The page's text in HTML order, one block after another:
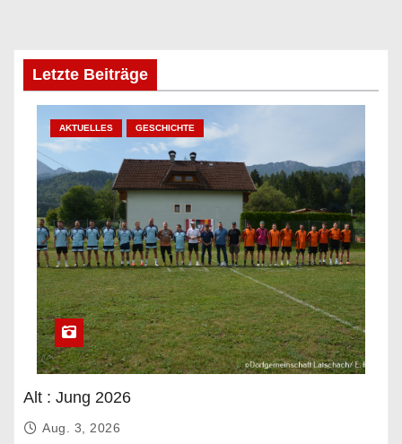
Letzte Beiträge
AKTUELLES GESCHICHTE
Alt : Jung 2026
Aug. 3, 2026